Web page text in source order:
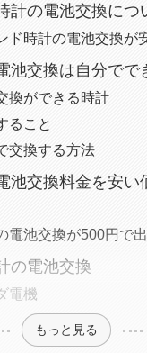
計の電池交換につ
ド時計の電池交換が
池交換は自分でで
換ができる時計
ること
交換する方法
池交換料金を安い
電池交換が500円で
の電池交換
電機
もっと見る